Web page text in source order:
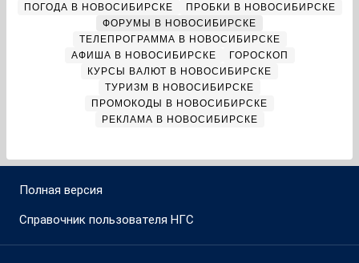
ПОГОДА В НОВОСИБИРСКЕ
ПРОБКИ В НОВОСИБИРСКЕ
ФОРУМЫ В НОВОСИБИРСКЕ
ТЕЛЕПРОГРАММА В НОВОСИБИРСКЕ
АФИША В НОВОСИБИРСКЕ
ГОРОСКОП
КУРСЫ ВАЛЮТ В НОВОСИБИРСКЕ
ТУРИЗМ В НОВОСИБИРСКЕ
ПРОМОКОДЫ В НОВОСИБИРСКЕ
РЕКЛАМА В НОВОСИБИРСКЕ
Полная версия
Справочник пользователя НГС